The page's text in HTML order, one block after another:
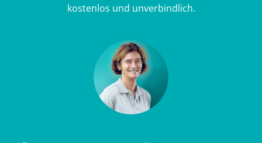
kostenlos und unverbindlich.